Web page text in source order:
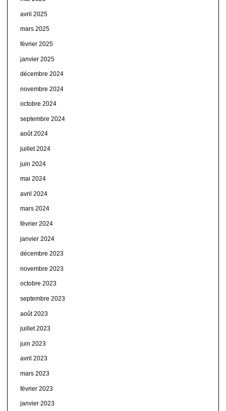
avril 2025
mars 2025
février 2025
janvier 2025
décembre 2024
novembre 2024
octobre 2024
septembre 2024
août 2024
juillet 2024
juin 2024
mai 2024
avril 2024
mars 2024
février 2024
janvier 2024
décembre 2023
novembre 2023
octobre 2023
septembre 2023
août 2023
juillet 2023
juin 2023
avril 2023
mars 2023
février 2023
janvier 2023